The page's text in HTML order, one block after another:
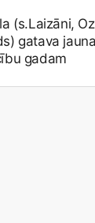
(s.Laizāni,
gatava
gadam